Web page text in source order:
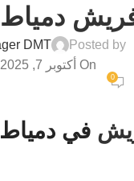
Posted by
DMT
On أكتوبر 7, 2025
0